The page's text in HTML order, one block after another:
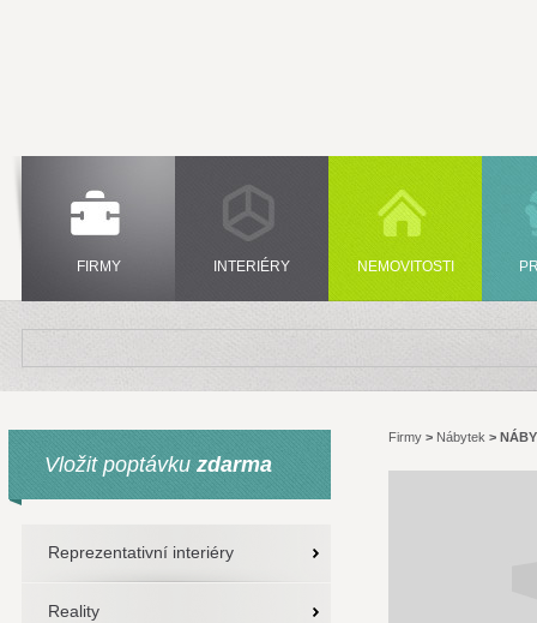
FIRMY INTERIÉRY NEMOVITOSTI
Vložit poptávku zdarma
Reprezentativní interiéry
Reality
Firmy > Nábytek >